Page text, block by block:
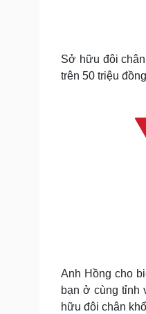
Phòng mạch online
Ăn sạch sống khỏe
Sở hữu đôi
trên 50 triệu
Anh Hồng cho
bạn ở cùng tỉnh
hữu đôi chân